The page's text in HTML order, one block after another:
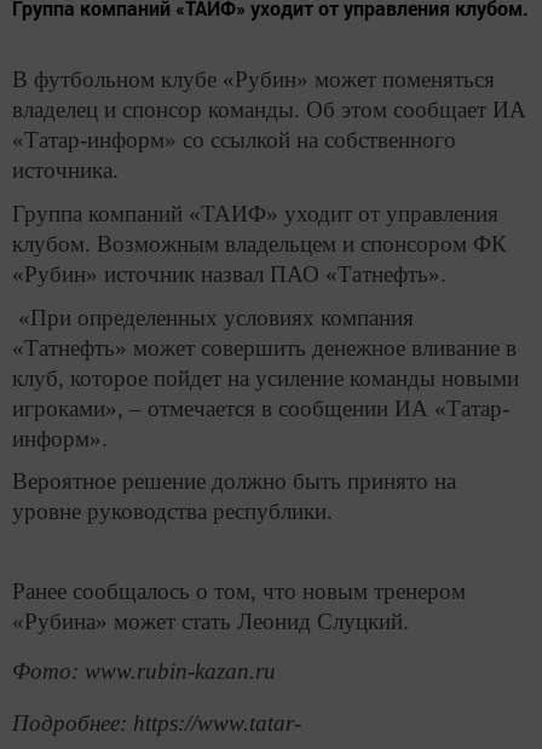
Группа компаний «ТАИФ» уходит от управления клубом.
В футбольном клубе «Рубин» может поменяться
владелец и спонсор команды. Об этом сообщает ИА
«Татар-информ» со ссылкой на собственного
источника.
Группа компаний «ТАИФ» уходит от управления
клубом. Возможным владельцем и спонсором ФК
«Рубин» источник назвал ПАО «Татнефть».
«При определенных условиях компания
«Татнефть» может совершить денежное вливание в
клуб, которое пойдет на усиление команды новыми
игроками», – отмечается в сообщении ИА «Татар-
информ».
Вероятное решение должно быть принято на
уровне руководства республики.
Ранее сообщалось о том, что новым тренером
«Рубина» может стать Леонид Слуцкий.
Фото: www.rubin-kazan.ru
Подробнее: https://www.tatar-